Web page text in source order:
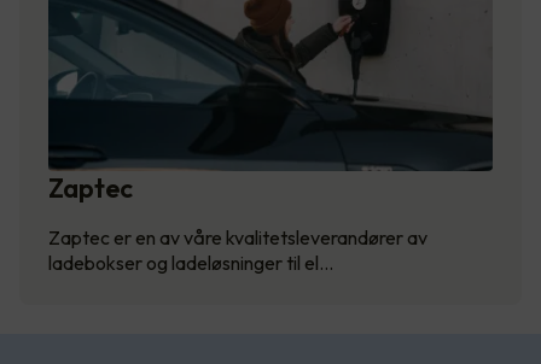
Zaptec
Zaptec er en av våre kvalitetsleverandører av
ladebokser og ladeløsninger til el…